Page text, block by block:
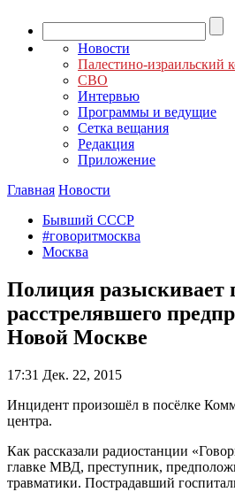
Новости
Палестино-израильский
СВО
Интервью
Программы и ведущие
Сетка вещания
Редакция
Приложение
Главная Новости
Бывший СССР
#говоритмосква
Москва
Полиция разыскивает
расстрелявшего
Новой Москве
17:31 Дек. 22, 2015
Инцидент произошёл в посёлке
центра.
Как рассказали радиостанции
главке МВД, преступник,
травматики. Пострадавший